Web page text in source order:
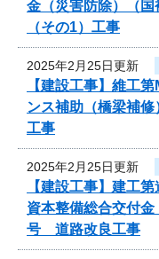
金（災害防除）（
（その1）工事
2025年2月25日更新
【建設工事】維工
ンス補助（橋梁補
工事
2025年2月25日更新
【建設工事】建工
資本整備総合交付
号 道路改良工事